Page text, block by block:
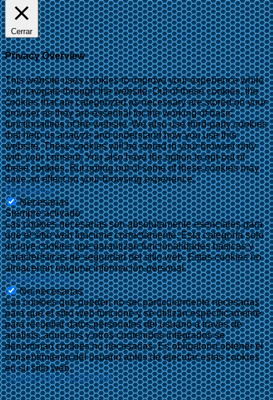
Cerrar
Privacy Overview
This website uses cookies to improve your experience while
you navigate through the website. Out of these cookies, the
cookies that are categorized as necessary are stored on your
browser as they are essential for the working of basic
functionalities of the website. We also use third-party cookies
that help us analyze and understand how you use this
website. These cookies will be stored in your browser only
with your consent. You also have the option to opt-out of
these cookies. But opting out of some of these cookies may
have an effect on your browsing experience.
Necesarias
Necesarias
Siempre activado
Las cookies necesarias son absolutamente esenciales para
que el sitio web funcione correctamente. Esta categoría solo
incluye cookies que garantizan funcionalidades básicas y
características de seguridad del sitio web. Estas cookies no
almacenan ninguna información personal.
No-necesarias
No-necesarias
Las cookies que pueden no ser particularmente necesarias
para que el sitio web funcione y se utilizan específicamente
para recopilar datos personales del usuario a través de
análisis, anuncios y otros contenidos integrados se
denominan cookies no necesarias. Es obligatorio obtener el
consentimiento del usuario antes de ejecutar estas cookies
en su sitio web.
GUARDAR Y ACEPTAR